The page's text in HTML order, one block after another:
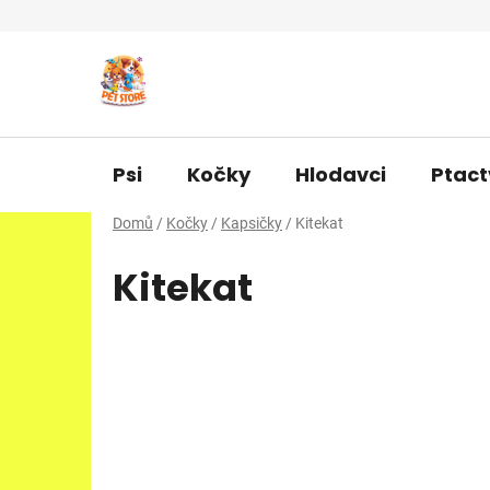
Psi Kočky Hlodavci
Domů / Kočky / Kapsičky / Kitekat
Kitekat